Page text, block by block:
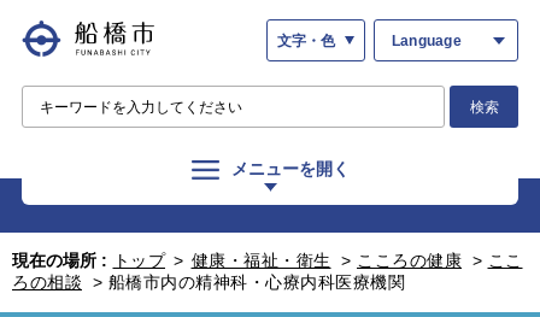
文字・色 Language
検索
メニューを開く
現在の場所 : トップ > 健康・福祉・衛生 > こころの健康 > ここ
ろの相談
> 船橋市内の精神科・心療内科医療機関